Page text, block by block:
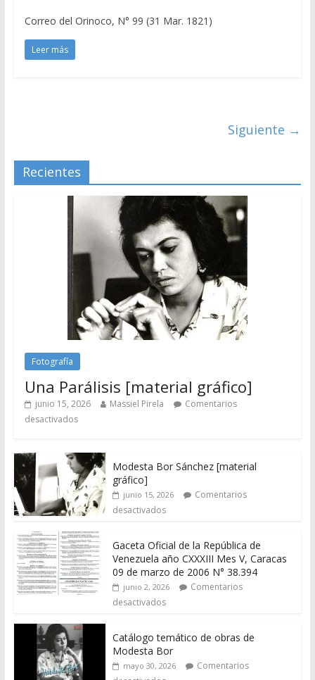
Correo del Orinoco, N° 99 (31 Mar. 1821)
Leer más
Siguiente →
Recientes
Fotografía
Una Parálisis [material gráfico]
junio 15, 2026 Massiel Pirela
Comentarios
desactivados
Modesta Bor Sánchez [material
gráfico]
junio 15, 2026
Comentarios
desactivados
Gaceta Oficial de la República de
Venezuela año CXXXIII Mes V, Caracas
09 de marzo de 2006 N° 38.394
junio 2, 2026
Comentarios
desactivados
Catálogo temático de obras de
Modesta Bor
mayo 30, 2026
Comentarios